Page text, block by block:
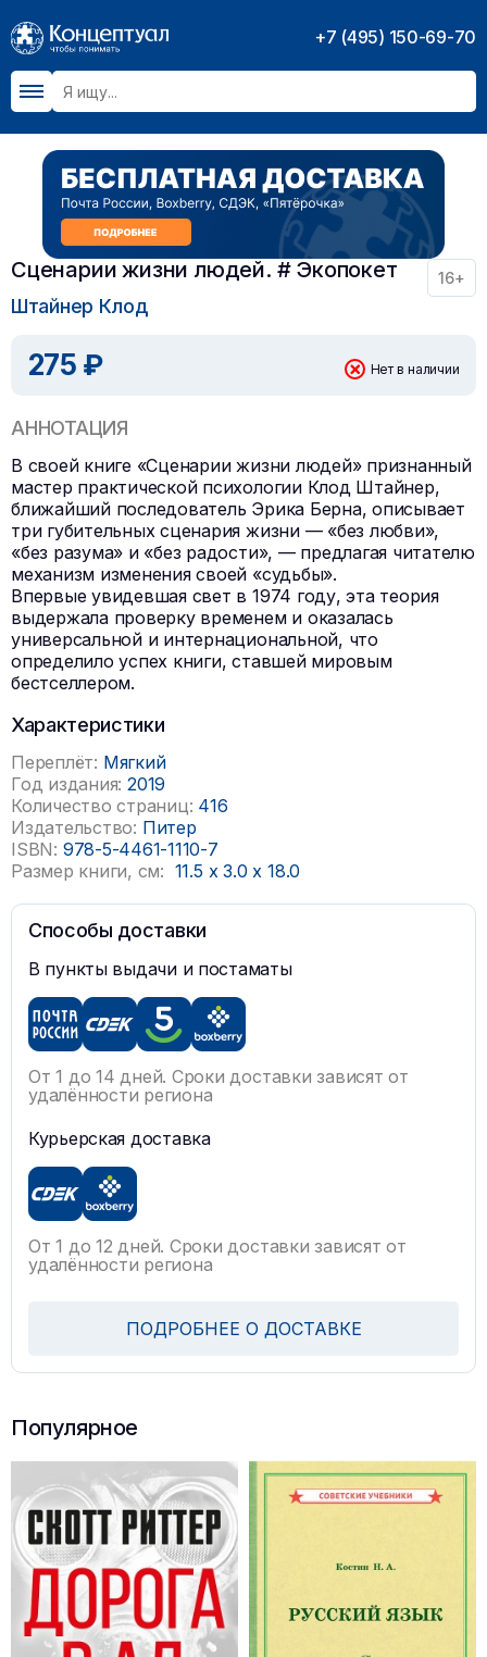
+7 (495) 150-69-70
Сценарии жизни людей. # Экопокет 16+
Штайнер Клод
275 ₽ Нет в наличии
АННОТАЦИЯ
В своей книге «Сценарии жизни людей» признанный
мастер практической психологии Клод Штайнер,
ближайший последователь Эрика Берна, описывает
три губительных сценария жизни — «без любви»,
«без разума» и «без радости», — предлагая читателю
механизм изменения своей «судьбы».
Впервые увидевшая свет в 1974 году, эта теория
выдержала проверку временем и оказалась
универсальной и интернациональной, что
определило успех книги, ставшей мировым
бестселлером.
Характеристики
Переплёт: Мягкий
Год издания: 2019
Количество страниц: 416
Издательство: Питер
ISBN: 978-5-4461-1110-7
Размер книги, см: 11.5 x 3.0x 18.0
Способы доставки
В пункты выдачи и постаматы
От 1 до 14 дней. Сроки доставки зависят от
удалённости региона
Курьерская доставка
От 1 до 12 дней. Сроки доставки зависят от
удалённости региона
ПОДРОБНЕЕ О ДОСТАВКЕ
Популярное